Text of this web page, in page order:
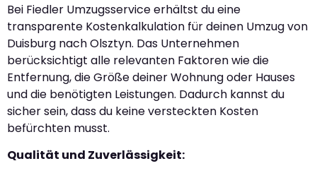
Bei Fiedler Umzugsservice erhältst du eine
transparente Kostenkalkulation für deinen Umzug von
Duisburg nach Olsztyn. Das Unternehmen
berücksichtigt alle relevanten Faktoren wie die
Entfernung, die Größe deiner Wohnung oder Hauses
und die benötigten Leistungen. Dadurch kannst du
sicher sein, dass du keine versteckten Kosten
befürchten musst.
Qualität und Zuverlässigkeit: